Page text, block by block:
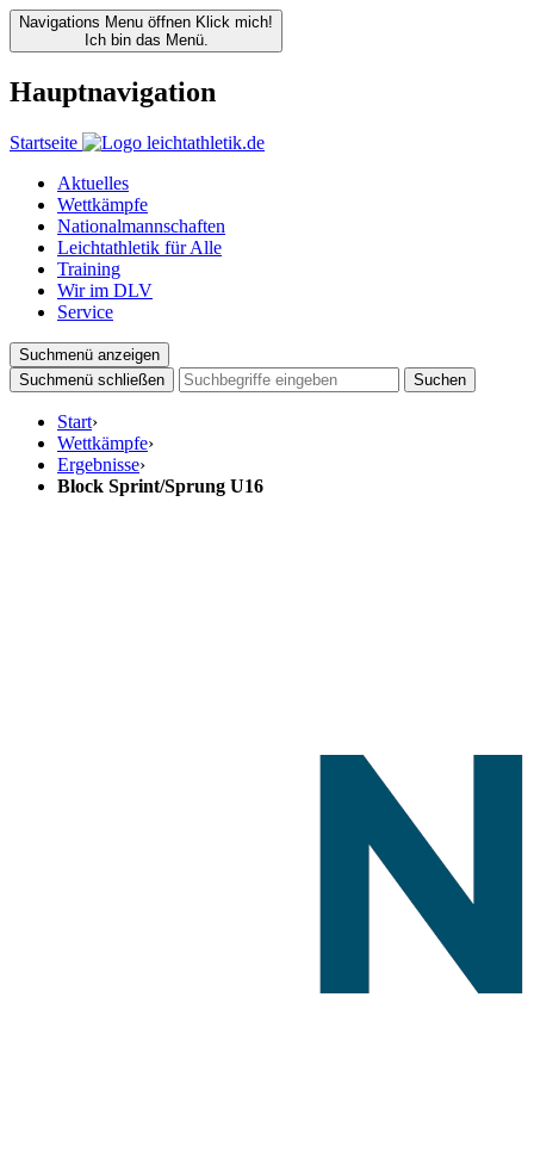
Navigations Menu öffnen Klick mich!
Ich bin das Menü.
Hauptnavigation
Startseite
Aktuelles
Wettkämpfe
Nationalmannschaften
Leichtathletik für Alle
Training
Wir im DLV
Service
Suchmenü anzeigen
Suchmenü schließen
Suchen
Start›
Wettkämpfe›
Ergebnisse›
Block Sprint/Sprung U16